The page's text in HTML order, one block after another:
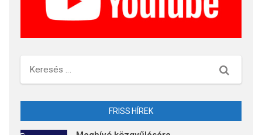
Keresés
FRISS HÍREK